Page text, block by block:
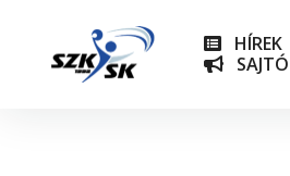
HÍREK
SAJTÓ